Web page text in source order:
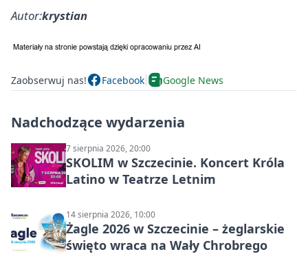
Autor:krystian
Zaobserwuj nas! Facebook Google News
Nadchodzące wydarzenia
7 sierpnia 2026, 20:00
SKOLIM w Szczecinie. Koncert Króla
Latino w Teatrze Letnim
14 sierpnia 2026, 10:00
Żagle 2026 w Szczecinie – żeglarskie
święto wraca na Wały Chrobrego